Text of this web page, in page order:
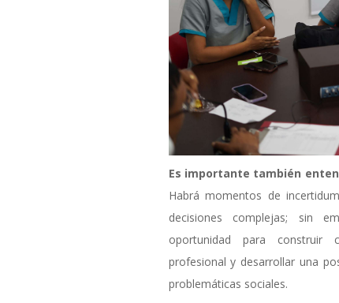
Es importante también
Habrá momentos de
decisiones complejas; sin
oportunidad para construir
profesional y desarrollar una
problemáticas sociales.